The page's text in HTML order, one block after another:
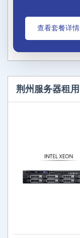
查看套餐详情
荆州服务器租用